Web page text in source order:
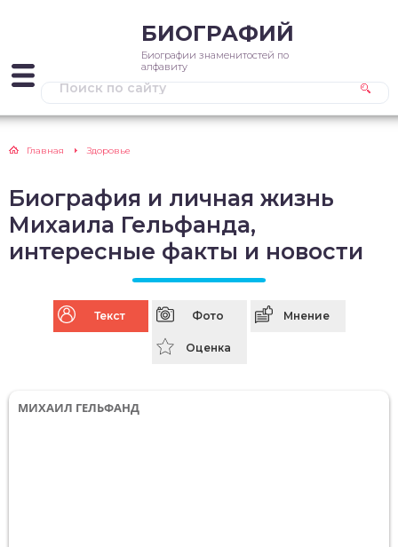
БИОГРАФИЙ
Биографии знаменитостей по
алфавиту
Главная Здоровье
Биография и личная жизнь
Михаила Гельфанда,
интересные факты и новости
Текст Фото Мнение
Оценка
МИХАИЛ ГЕЛЬФАНД